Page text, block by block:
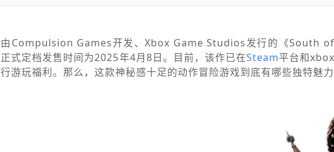
由Compulsion Games开发、Xbox Game Studios发行的《South
正式定档发售时间为2025年4月8日。目前，该作已在Steam平台和
行游玩福利。那么，这款神秘感十足的动作冒险游戏到底有哪些独特魅力